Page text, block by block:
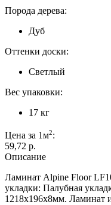
Порода дерева:
Дуб
Оттенки доски:
Светлый
Вес упаковки:
17 кг
Цена за 1м2:
59,72 p.
Описание
Ламинат Alpine Floor
укладки: Палубная
1218х196х8мм. Ламинат